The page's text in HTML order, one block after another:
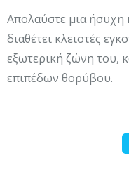
Απολαύστε μια ήσυχη
διαθέτει κλειστές
εξωτερική ζώνη του,
επιπέδων θορύβου.